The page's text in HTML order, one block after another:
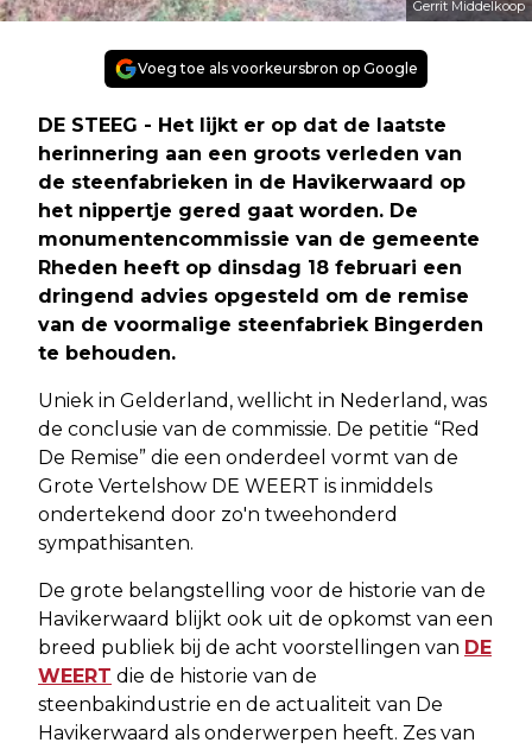
Gerrit Middelkoop
Voeg toe als voorkeursbron op Google
DE STEEG - Het lijkt er op dat de laatste
herinnering aan een groots verleden van
de steenfabrieken in de Havikerwaard op
het nippertje gered gaat worden. De
monumentencommissie van de gemeente
Rheden heeft op dinsdag 18 februari een
dringend advies opgesteld om de remise
van de voormalige steenfabriek Bingerden
te behouden.
Uniek in Gelderland, wellicht in Nederland, was
de conclusie van de commissie. De petitie “Red
De Remise” die een onderdeel vormt van de
Grote Vertelshow DE WEERT is inmiddels
ondertekend door zo'n tweehonderd
sympathisanten.
De grote belangstelling voor de historie van de
Havikerwaard blijkt ook uit de opkomst van een
breed publiek bij de acht voorstellingen van DE
WEERT die de historie van de
steenbakindustrie en de actualiteit van De
Havikerwaard als onderwerpen heeft. Zes van